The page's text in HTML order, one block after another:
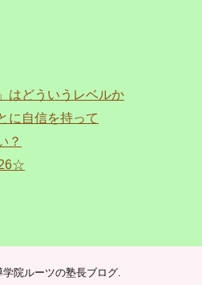
はどういうレベルか
に自信を持って
？
学院ルーツの塾長ブログ.